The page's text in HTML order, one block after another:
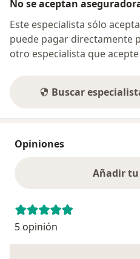
No se aceptan
Este especialista sólo
puede pagar directamente
otro especialista que
Buscar
Opiniones
Añadir
5 opinión